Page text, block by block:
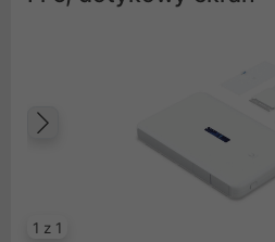
1 z 1
Poprzedni